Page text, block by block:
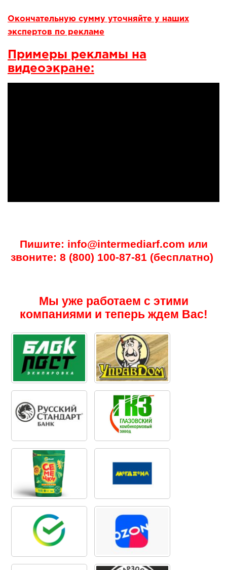
Окончательную сумму уточняйте у наших
экспертов по рекламе
Примеры рекламы на
видеоэкране:
Пишите: info@intermediarf.com или
звоните: 8 (800) 100-87-81 (бесплатно)
Мы уже работаем с этими
компаниями и теперь ждем Вас!